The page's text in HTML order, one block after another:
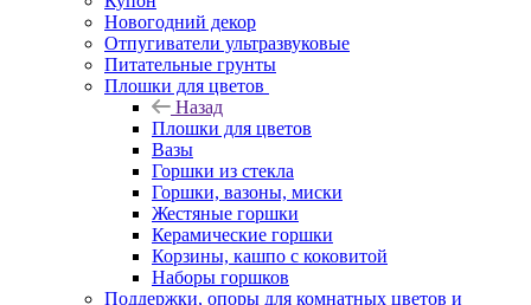
Новогодний декор
Отпугиватели ультразвуковые
Питательные грунты
Плошки для цветов
Назад
Плошки для цветов
Вазы
Горшки из стекла
Горшки, вазоны, миски
Жестяные горшки
Керамические горшки
Корзины, кашпо с коковитой
Наборы горшков
Поддержки, опоры для комнатных цветов и